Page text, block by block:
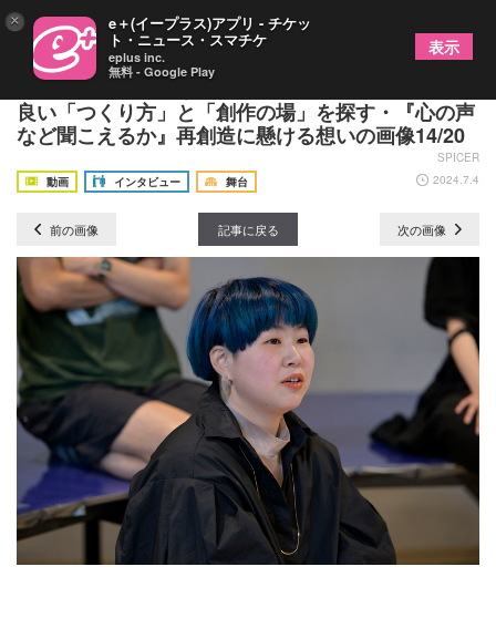
範宙遊泳『心の声など聞こえるか』 座談会 ～より
良い「つくり方」と「創作の場」を探す・『心の声
など聞こえるか』再創造に懸ける想いの画像14/20
SPICER
動画
インタビュー 舞台 2024.7.4
前の画像 記事に戻る 次の画像
× e＋(イープラス)アプリ - チケッ
ト・ニュース・スマチケ
eplus inc.
無料 - Google Play
表示